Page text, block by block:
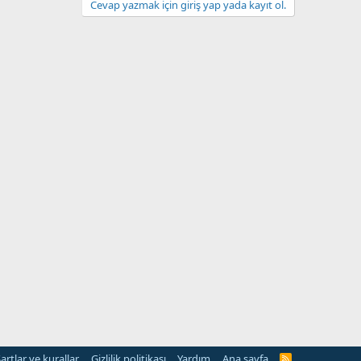
Cevap yazmak için giriş yap yada kayıt ol.
R